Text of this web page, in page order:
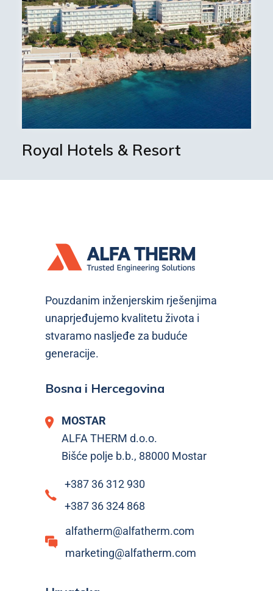
Royal Hotels & Resort
Pouzdanim inženjerskim rješenjima
unaprjeđujemo kvalitetu života i
stvaramo nasljeđe za buduće
generacije.
Bosna i Hercegovina
MOSTAR
ALFA THERM d.o.o.
Bišće polje b.b., 88000 Mostar
+387 36 312 930
+387 36 324 868
alfatherm@alfatherm.com
marketing@alfatherm.com